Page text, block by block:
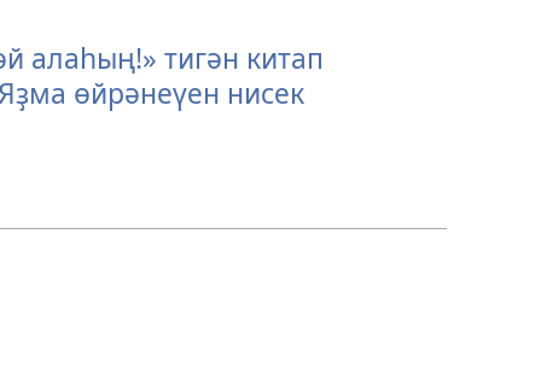
алаһың!» тигән китап
өйрәнеүен нисек